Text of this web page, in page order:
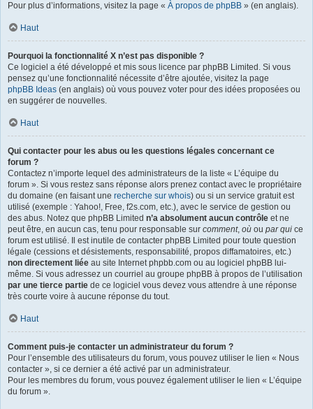
Pour plus d’informations, visitez la page « À propos de phpBB » (en anglais).
Haut
Pourquoi la fonctionnalité X n’est pas disponible ?
Ce logiciel a été développé et mis sous licence par phpBB Limited. Si vous
pensez qu’une fonctionnalité nécessite d’être ajoutée, visitez la page
phpBB Ideas (en anglais) où vous pouvez voter pour des idées proposées ou
en suggérer de nouvelles.
Haut
Qui contacter pour les abus ou les questions légales concernant ce
forum ?
Contactez n’importe lequel des administrateurs de la liste « L’équipe du
forum ». Si vous restez sans réponse alors prenez contact avec le propriétaire
du domaine (en faisant une recherche sur whois) ou si un service gratuit est
utilisé (exemple : Yahoo!, Free, f2s.com, etc.), avec le service de gestion ou
des abus. Notez que phpBB Limited n’a absolument aucun contrôle et ne
peut être, en aucun cas, tenu pour responsable sur comment, où ou par qui ce
forum est utilisé. Il est inutile de contacter phpBB Limited pour toute question
légale (cessions et désistements, responsabilité, propos diffamatoires, etc.)
non directement liée au site Internet phpbb.com ou au logiciel phpBB lui-
même. Si vous adressez un courriel au groupe phpBB à propos de l’utilisation
par une tierce partie de ce logiciel vous devez vous attendre à une réponse
très courte voire à aucune réponse du tout.
Haut
Comment puis-je contacter un administrateur du forum ?
Pour l’ensemble des utilisateurs du forum, vous pouvez utiliser le lien « Nous
contacter », si ce dernier a été activé par un administrateur.
Pour les membres du forum, vous pouvez également utiliser le lien « L’équipe
du forum ».